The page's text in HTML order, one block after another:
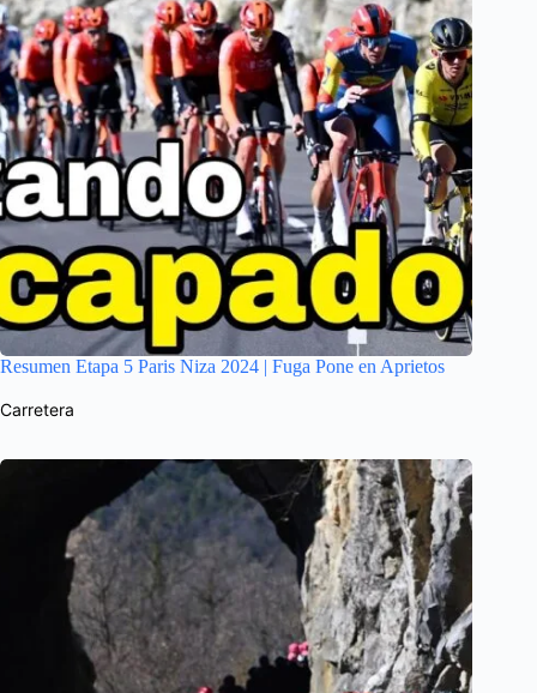
Resumen Etapa 5 Paris Niza 2024 | Fuga Pone en Aprietos
Carretera